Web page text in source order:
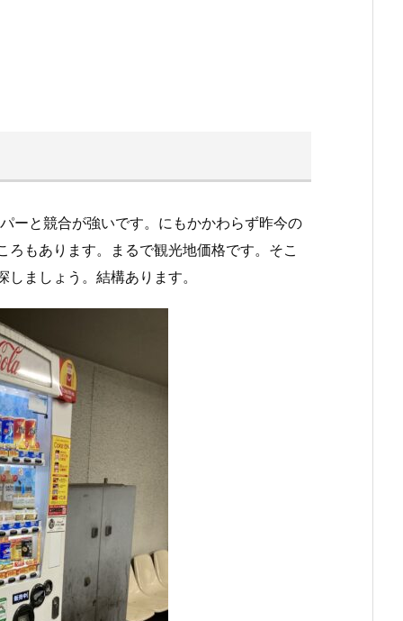
ーと競合が強いです。にもかかわらず昨今の
もあります。まるで観光地価格です。そこ
ましょう。結構あります。